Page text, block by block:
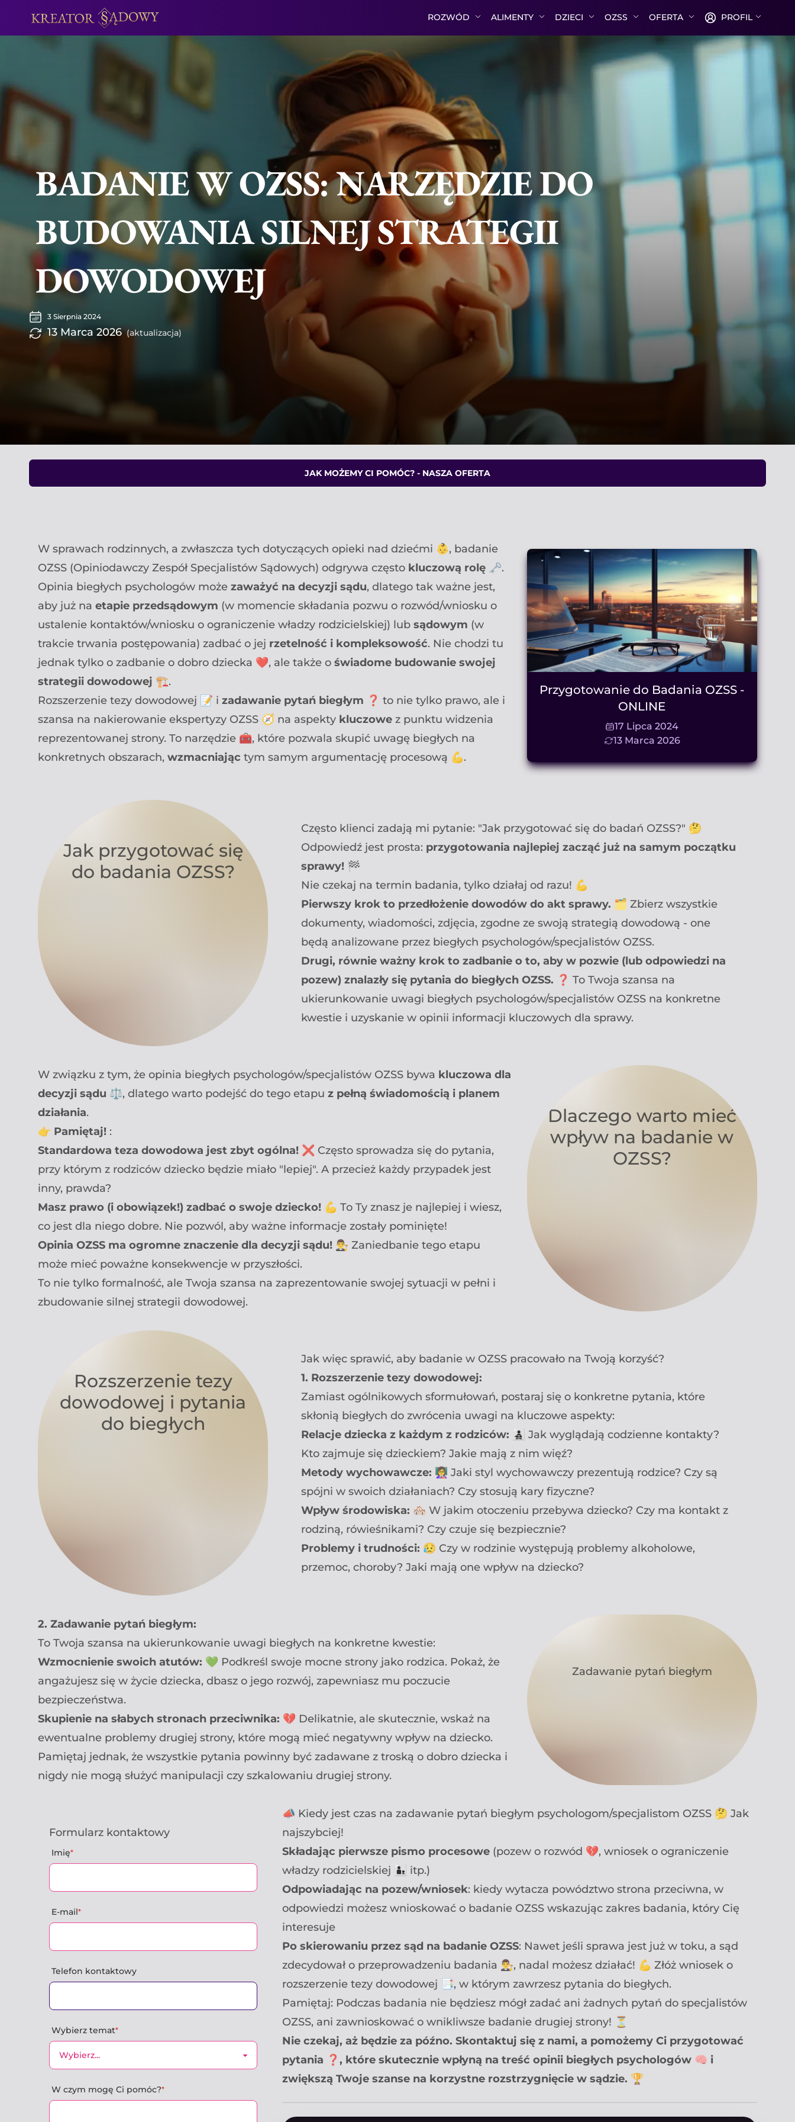
ROZWÓD ALIMENTY DZIECI OZSS OFERTA PROFIL
BADANIE W OZSS: NARZĘDZIE DO
BUDOWANIA SILNEJ STRATEGII
DOWODOWEJ
3 Sierpnia 2024
13 Marca 2026 (aktualizacja)
JAK MOŻEMY CI POMÓC? - NASZA OFERTA
W sprawach rodzinnych, a zwłaszcza tych dotyczących opieki nad dziećmi 👶, badanie
OZSS (Opiniodawczy Zespół Specjalistów Sądowych) odgrywa często kluczową rolę 🗝️.
Opinia biegłych psychologów może zaważyć na decyzji sądu, dlatego tak ważne jest,
aby już na etapie przedsądowym (w momencie składania pozwu o rozwód/wniosku o
ustalenie kontaktów/wniosku o ograniczenie władzy rodzicielskiej) lub sądowym (w
trakcie trwania postępowania) zadbać o jej rzetelność i kompleksowość. Nie chodzi tu
jednak tylko o zadbanie o dobro dziecka ❤️, ale także o świadome budowanie swojej
strategii dowodowej 🏗️.
Rozszerzenie tezy dowodowej 📝 i zadawanie pytań biegłym ❓ to nie tylko prawo, ale i
szansa na nakierowanie ekspertyzy OZSS 🧭 na aspekty kluczowe z punktu widzenia
reprezentowanej strony. To narzędzie 🧰, które pozwala skupić uwagę biegłych na
konkretnych obszarach, wzmacniając tym samym argumentację procesową 💪.
Przygotowanie do Badania OZSS -
ONLINE
17 Lipca 2024
13 Marca 2026
Jak przygotować się
do badania OZSS?
Często klienci zadają mi pytanie: "Jak przygotować się do badań OZSS?" 🤔
Odpowiedź jest prosta: przygotowania najlepiej zacząć już na samym początku
sprawy! 🏁
Nie czekaj na termin badania, tylko działaj od razu! 💪
Pierwszy krok to przedłożenie dowodów do akt sprawy. 🗂️ Zbierz wszystkie
dokumenty, wiadomości, zdjęcia, zgodne ze swoją strategią dowodową - one
będą analizowane przez biegłych psychologów/specjalistów OZSS.
Drugi, równie ważny krok to zadbanie o to, aby w pozwie (lub odpowiedzi na
pozew) znalazły się pytania do biegłych OZSS. ❓ To Twoja szansa na
ukierunkowanie uwagi biegłych psychologów/specjalistów OZSS na konkretne
kwestie i uzyskanie w opinii informacji kluczowych dla sprawy.
Dlaczego warto mieć
wpływ na badanie w
OZSS?
W związku z tym, że opinia biegłych psychologów/specjalistów OZSS bywa kluczowa dla
decyzji sądu ⚖️, dlatego warto podejść do tego etapu z pełną świadomością i planem
działania.
👉 Pamiętaj! :
Standardowa teza dowodowa jest zbyt ogólna! ❌ Często sprowadza się do pytania,
przy którym z rodziców dziecko będzie miało "lepiej". A przecież każdy przypadek jest
inny, prawda?
Masz prawo (i obowiązek!) zadbać o swoje dziecko! 💪 To Ty znasz je najlepiej i wiesz,
co jest dla niego dobre. Nie pozwól, aby ważne informacje zostały pominięte!
Opinia OZSS ma ogromne znaczenie dla decyzji sądu! 👨‍⚖️ Zaniedbanie tego etapu
może mieć poważne konsekwencje w przyszłości.
To nie tylko formalność, ale Twoja szansa na zaprezentowanie swojej sytuacji w pełni i
zbudowanie silnej strategii dowodowej.
Rozszerzenie tezy
dowodowej i pytania
do biegłych
Jak więc sprawić, aby badanie w OZSS pracowało na Twoją korzyść?
1. Rozszerzenie tezy dowodowej:
Zamiast ogólnikowych sformułowań, postaraj się o konkretne pytania, które
skłonią biegłych do zwrócenia uwagi na kluczowe aspekty:
Relacje dziecka z każdym z rodziców: 👨‍👧‍👦 Jak wyglądają codzienne kontakty?
Kto zajmuje się dzieckiem? Jakie mają z nim więź?
Metody wychowawcze: 👩‍🏫 Jaki styl wychowawczy prezentują rodzice? Czy są
spójni w swoich działaniach? Czy stosują kary fizyczne?
Wpływ środowiska: 🏘️ W jakim otoczeniu przebywa dziecko? Czy ma kontakt z
rodziną, rówieśnikami? Czy czuje się bezpiecznie?
Problemy i trudności: 😥 Czy w rodzinie występują problemy alkoholowe,
przemoc, choroby? Jaki mają one wpływ na dziecko?
Zadawanie pytań biegłym
2. Zadawanie pytań biegłym:
To Twoja szansa na ukierunkowanie uwagi biegłych na konkretne kwestie:
Wzmocnienie swoich atutów: 💚 Podkreśl swoje mocne strony jako rodzica. Pokaż, że
angażujesz się w życie dziecka, dbasz o jego rozwój, zapewniasz mu poczucie
bezpieczeństwa.
Skupienie na słabych stronach przeciwnika: 💔 Delikatnie, ale skutecznie, wskaż na
ewentualne problemy drugiej strony, które mogą mieć negatywny wpływ na dziecko.
Pamiętaj jednak, że wszystkie pytania powinny być zadawane z troską o dobro dziecka i
nigdy nie mogą służyć manipulacji czy szkalowaniu drugiej strony.
Formularz kontaktowy
Imię*
E-mail*
Telefon kontaktowy
Wybierz temat*
W czym mogę Ci pomóc?*
📣 Kiedy jest czas na zadawanie pytań biegłym psychologom/specjalistom OZSS 🤔 Jak
najszybciej!
Składając pierwsze pismo procesowe (pozew o rozwód 💔, wniosek o ograniczenie
władzy rodzicielskiej 👨‍👦 itp.)
Odpowiadając na pozew/wniosek: kiedy wytacza powództwo strona przeciwna, w
odpowiedzi możesz wnioskować o badanie OZSS wskazując zakres badania, który Cię
interesuje
Po skierowaniu przez sąd na badanie OZSS: Nawet jeśli sprawa jest już w toku, a sąd
zdecydował o przeprowadzeniu badania 👨‍⚖️, nadal możesz działać! 💪 Złóż wniosek o
rozszerzenie tezy dowodowej 📑, w którym zawrzesz pytania do biegłych.
Pamiętaj: Podczas badania nie będziesz mógł zadać ani żadnych pytań do specjalistów
OZSS, ani zawnioskować o wnikliwsze badanie drugiej strony! ⏳
Nie czekaj, aż będzie za późno. Skontaktuj się z nami, a pomożemy Ci przygotować
pytania ❓, które skutecznie wpłyną na treść opinii biegłych psychologów 🧠 i
zwiększą Twoje szanse na korzystne rozstrzygnięcie w sądzie. 🏆